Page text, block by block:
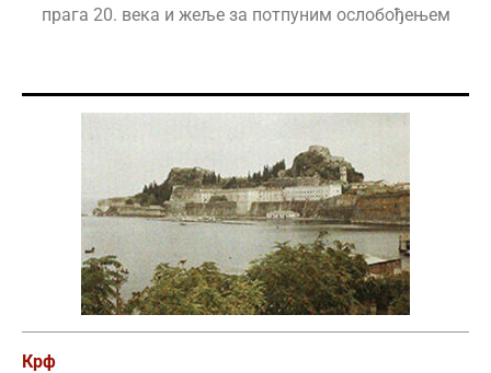
прага 20. века и жеље за потпуним ослобођењем
Крф